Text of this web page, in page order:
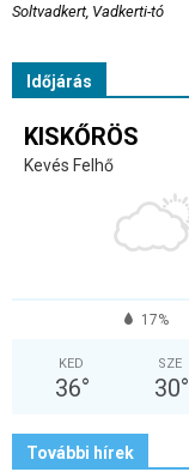
Soltvadkert, Vadkerti-tó
Időjárás
KISKŐRÖS
Kevés Felhő
17%
KED
36°
SZE
30°
További hírek